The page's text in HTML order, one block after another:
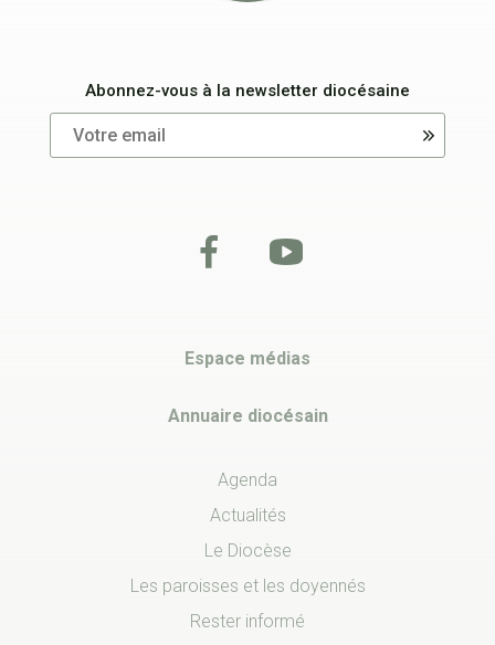
Abonnez-vous à la newsletter diocésaine
Espace médias
Annuaire diocésain
Agenda
Actualités
Le Diocèse
Les paroisses et les doyennés
Rester informé